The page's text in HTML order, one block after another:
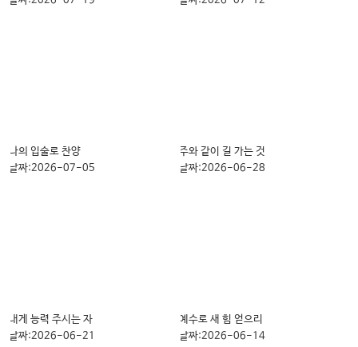
나의 입술로 찬양
날짜:2026-07-05
주와 같이 길 가는 것
날짜:2026-06-28
내게 능력 주시는 자
날짜:2026-06-21
예수로 새 힘 얻으리
날짜:2026-06-14